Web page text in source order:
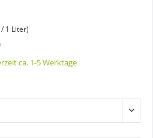
1 Liter)
ca. 1-5 Werktage